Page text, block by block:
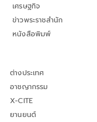
เศรษฐกิจ
ข่าวพระราชสำนัก
หนังสือพิมพ์
ต่างประเทศ
อาชญากรรม
X-CITE
ยานยนต์